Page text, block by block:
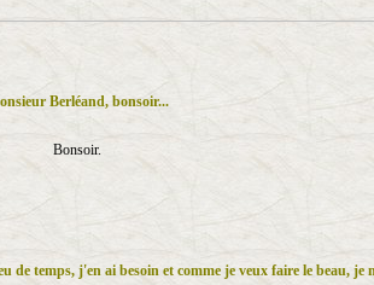
Berléand, bonsoir...
Bonsoir.
de temps, j'en ai besoin et comme je veux faire le beau, je